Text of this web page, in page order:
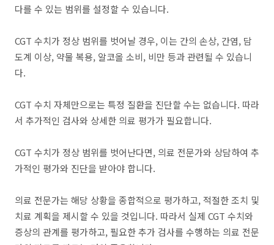
다를 수 있는 범위를 설정할 수 있습니다.
CGT 수치가 정상 범위를 벗어날 경우, 이는 간의 손상, 간염, 담
도계 이상, 약물 복용, 알코올 소비, 비만 등과 관련될 수 있습니
다.
CGT 수치 자체만으로는 특정 질환을 진단할 수는 없습니다. 따라
서 추가적인 검사와 상세한 의료 평가가 필요합니다.
CGT 수치가 정상 범위를 벗어난다면, 의료 전문가와 상담하여 추
가적인 평가와 진단을 받아야 합니다.
의료 전문가는 해당 상황을 종합적으로 평가하고, 적절한 조치 및
치료 계획을 제시할 수 있을 것입니다. 따라서 실제 CGT 수치와
증상의 관계를 평가하고, 필요한 추가 검사를 수행하는 의료 전문